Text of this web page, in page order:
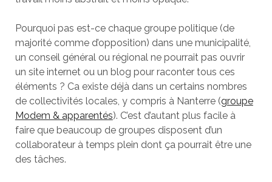
Pourquoi pas est-ce chaque groupe politique (de
majorité comme d’opposition) dans une municipalité,
un conseil général ou régional ne pourrait pas ouvrir
un site internet ou un blog pour raconter tous ces
éléments ? Ca existe déjà dans un certains nombres
de collectivités locales, y compris à Nanterre (groupe
Modem & apparentés). C’est d’autant plus facile à
faire que beaucoup de groupes disposent d’un
collaborateur à temps plein dont ça pourrait être une
des tâches.